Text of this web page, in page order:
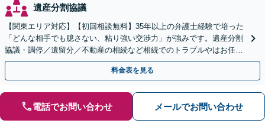
遺産分割協議
【関東エリア対応】【初回相談無料】35年以上の弁護士経験で培った
「どんな相手でも臆さない、粘り強い交渉力」が強みです。遺産分割
協議・調停／遺留分／不動産の相続など相続でのトラブルやはお任せ
ください。遺言書や生前贈与など生前対策にも注力
料金表を見る
電話でお問い合わせ メールでお問い合わせ